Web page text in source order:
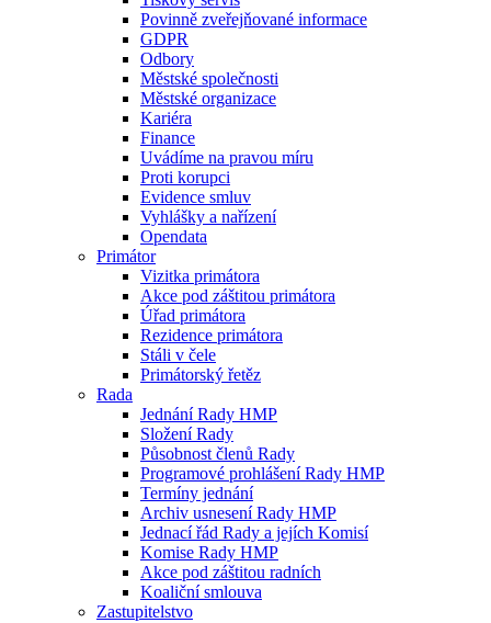
Povinně zveřejňované informace
GDPR
Odbory
Městské společnosti
Městské organizace
Kariéra
Finance
Uvádíme na pravou míru
Proti korupci
Evidence smluv
Vyhlášky a nařízení
Opendata
Primátor
Vizitka primátora
Akce pod záštitou primátora
Úřad primátora
Rezidence primátora
Stáli v čele
Primátorský řetěz
Rada
Jednání Rady HMP
Složení Rady
Působnost členů Rady
Programové prohlášení Rady HMP
Termíny jednání
Archiv usnesení Rady HMP
Jednací řád Rady a jejích Komisí
Komise Rady HMP
Akce pod záštitou radních
Koaliční smlouva
Zastupitelstvo